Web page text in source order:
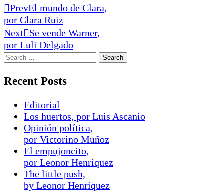
PrevEl mundo de Clara,
por Clara Ruiz
Next Se vende Warner,
por Luli Delgado
Recent Posts
Editorial
Los huertos, por Luis Ascanio
Opinión política,
por Victorino Muñoz
El empujoncito,
por Leonor Henríquez
The little push,
by Leonor Henríquez